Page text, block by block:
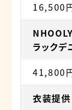
16,500
ラックデ
41,800
衣装提供